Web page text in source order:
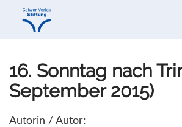
Direkt
Direkt
16. Sonntag nach
September 2015)
Autorin / Autor: